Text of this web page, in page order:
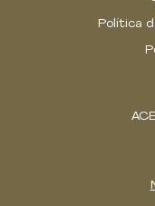
Política